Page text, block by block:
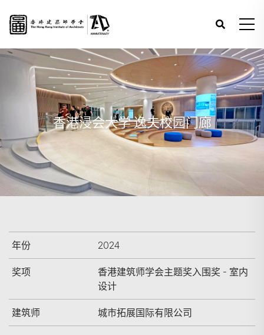
香港浸会大学 逸夫校园门廊
年份 2024
奖项
香港建筑师学会主题奖入围奖 - 室内
设计
建筑师 城市拓展国际有限公司